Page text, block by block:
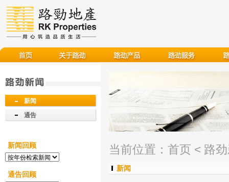
新闻
通告
新闻回顾
通告回顾
当前位置： 首页 < 路
新闻